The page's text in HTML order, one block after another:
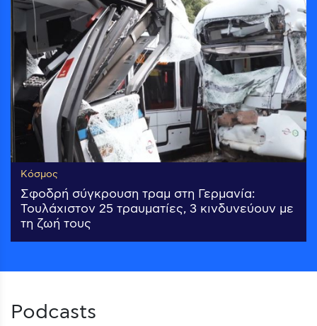
Κόσμος
Σφοδρή σύγκρουση τραμ στη Γερμανία:
Τουλάχιστον 25 τραυματίες, 3 κινδυνεύουν με
τη ζωή τους
Podcasts